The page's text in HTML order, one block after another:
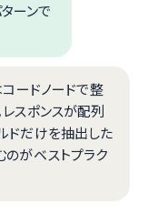
ーンで
ードノードで整
スポンスが配列
ドだけを抽出した
のがベストプラク